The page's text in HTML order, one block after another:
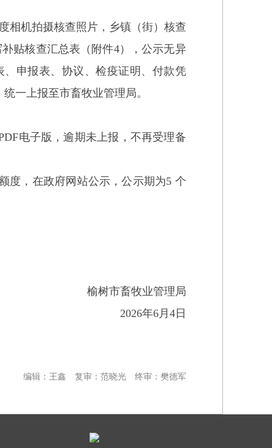
相机拍摄核查照片， 乡镇（街） 核查
补贴核查汇总表 （附件4）
，公示无异
申报表、协议、检疫证明、付款凭
统一上报至市畜牧业管理局。
电子版，逾期未上报，不再受理备
度 ，在政府网站公示 ，公示期为5 个
榆树市畜牧业管理局
2026年6月4日
编辑：王鑫 复审：范晓光 终审：樊德军